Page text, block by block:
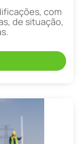
com
de situação,